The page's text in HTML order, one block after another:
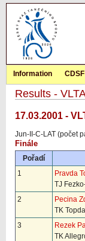
Information
Results -
17.03.2001 -
Jun-II-C-LAT (počet
Finále
Pořadí
1
Pravda
TJ
2
Pecina
TK
3
Rezek
TK